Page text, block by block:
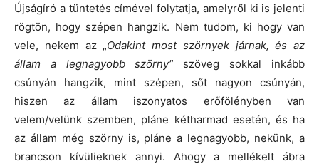
Újságíró a tüntetés címével folytatja, amelyről ki is jelenti
rögtön, hogy szépen hangzik. Nem tudom, ki hogy van
vele, nekem az „Odakint most szörnyek járnak, és az
állam a legnagyobb szörny” szöveg sokkal inkább
csúnyán hangzik, mint szépen, sőt nagyon csúnyán,
hiszen az állam iszonyatos erőfölényben van
velem/velünk szemben, pláne kétharmad esetén, és ha
az állam még szörny is, pláne a legnagyobb, nekünk, a
brancson kívülieknek annyi. Ahogy a mellékelt ábra